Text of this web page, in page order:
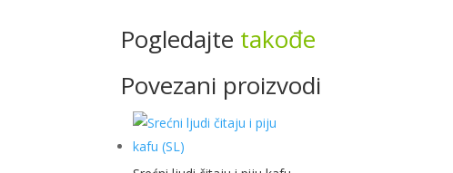
Pogledajte takođe
Povezani proizvodi